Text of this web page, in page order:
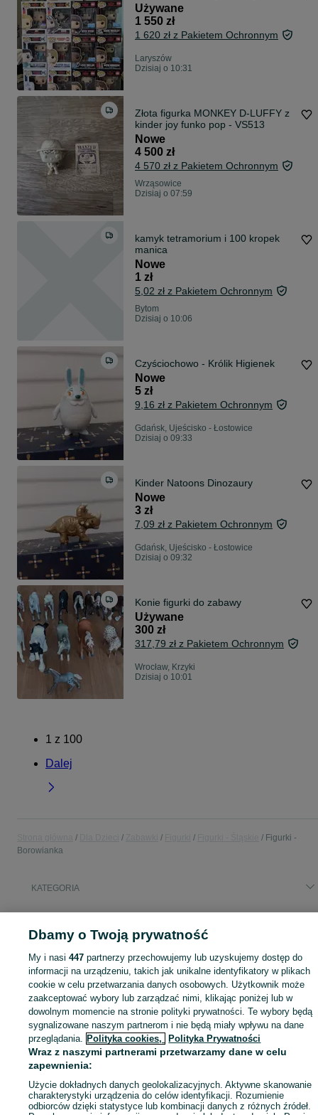
Używane
1 550 zł
1 620 zł z Pakietem Ochronnym
Laryszów
Dzisiaj o 10:31
Złota figurka MONKEY D-LUFFY z
kinder joy funko pop - VS513
Nowe
4 500 zł
4 570 zł z Pakietem Ochronnym
Wrząsowice
Dzisiaj o 07:59
kamyk tetramorium i 100 kropek
manica
Nowe
1 zł
5,02 zł z Pakietem Ochronnym
Bytom
Dzisiaj o 10:06
Czyściochowo - Królik Higienek
Nowe
5 zł
9,16 zł z Pakietem Ochronnym
Gdańsk, Ujeścisko - Łostowice
Dzisiaj o 09:33
Kinder Natoons Dinozaury
Nowe
3 zł
7,09 zł z Pakietem Ochronnym
Gdańsk, Ujeścisko - Łostowice
Dzisiaj o 09:32
Konie figurki do zabawy
Używane
300 zł
317,79 zł z Pakietem Ochronnym
Wrocław, Krzyki
Dzisiaj o 10:01
1 z 100
Dalej
Figurki -
Borowianka
KATEGORIA
Mapa kategorii
Mapa miejscowości
Mapa ministron
Popularne wyszukiwania
Dbamy o Twoją prywatność
My i nasi447 partnerzy przechowujemy lub uzyskujemy dostęp do
informacji na urządzeniu, takich jak unikalne identyfikatory w plikach
cookie w celu przetwarzania danych osobowych. Użytkownik może
zaakceptować wybory lub zarządzać nimi, klikając poniżej lub w
dowolnym momencie na stronie polityki prywatności. Te wybory będą
sygnalizowane naszym partnerom i nie będą miały wpływu na dane
przeglądania. Polityka cookies, Polityka Prywatności
Wraz z naszymi partnerami przetwarzamy dane w celu
zapewnienia:
Użycie dokładnych danych geolokalizacyjnych. Aktywne skanowanie
charakterystyki urządzenia do celów identyfikacji. Rozumienie
odbiorców dzięki statystyce lub kombinacji danych z różnych źródeł.